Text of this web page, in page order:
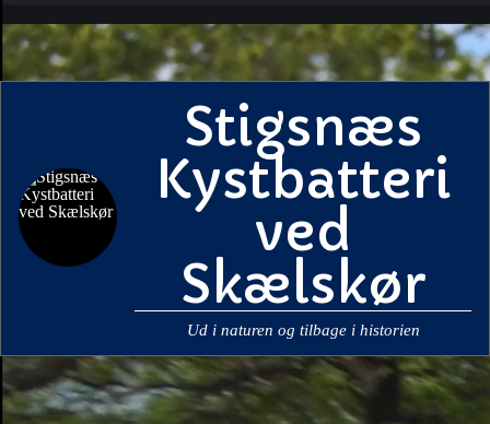
to
content
Stigsnæs
Kystbatteri
ved
Skælskør
Ud i naturen og tilbage i historien